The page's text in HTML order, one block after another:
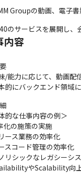
Groupの動画、電子書
のサービスを展開し、
内容
/能力に応じて、動画
的にバックエンド領域
的な仕事内容の例＞
化の施策の実施
ース業務の効率化
スコード管理の効率化
リシックなレガシーシ
やScalability向